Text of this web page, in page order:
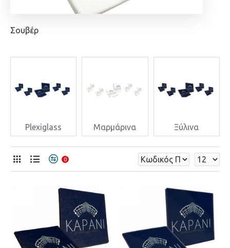
Σουβέρ
Plexiglass Μαρμάρινα Ξύλινα
0